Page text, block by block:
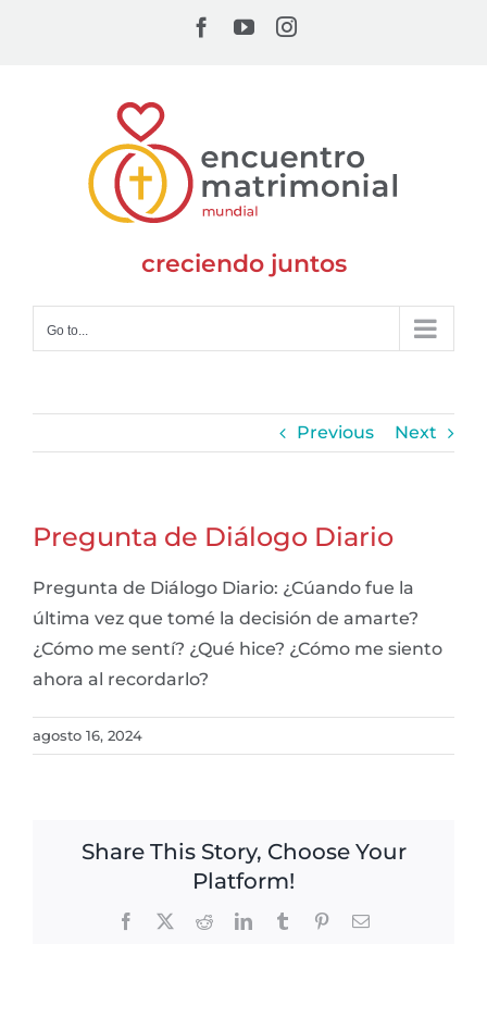
Facebook
YouTubeInstagram
creciendo juntos
Go to...
Previous Next
Pregunta de Diálogo Diario
Pregunta de Diálogo Diario: ¿Cúando fue la
última vez que tomé la decisión de amarte?
¿Cómo me sentí? ¿Qué hice? ¿Cómo me siento
ahora al recordarlo?
agosto 16, 2024
Share This Story, Choose Your
Platform!
Facebook RedditLinkedInTumblr PinterestEmail